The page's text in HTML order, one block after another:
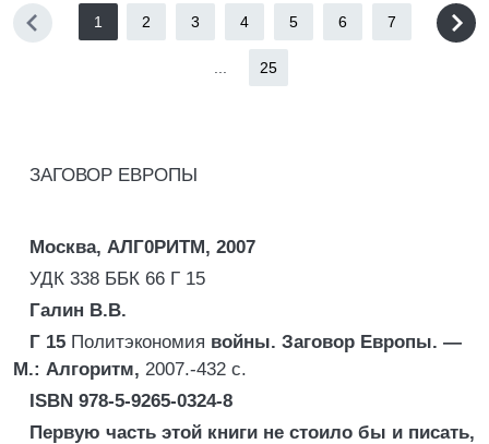
1 2 3 4 5 6 7
25
ЗАГОВОР ЕВРОПЫ
Москва, АЛГ0РИТМ, 2007
УДК 338 ББК 66 Г 15
Галин В.В.
Г 15 Политэкономия войны. Заговор Европы. —
М.: Алгоритм, 2007.-432 с.
ISBN 978-5-9265-0324-8
Первую часть этой книги не стоило бы и писать,